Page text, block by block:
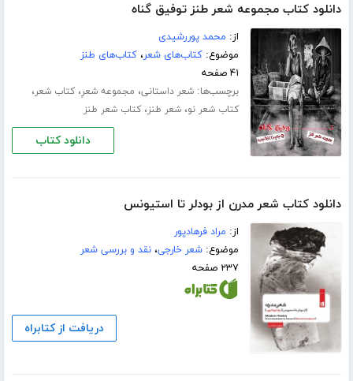
دانلود کتاب مجموعه شعر طنز توفیق گناه
از: محمد پوررشیدی
موضوع:کتاب‌های شعر،کتاب‌های طنز
۴۱ صفحه
برچسب‌ها:شعر داستانی، مجموعه شعرِ،کتاب شعر،
کتاب شعر نو،شعر طنز،کتاب شعر طنز
دانلود کتاب
دانلود کتاب شعر مدرن از بودلر تا استیونس
از: مراد فرهادپور
موضوع:شعر خارجی،نقد و بررسی شعر
۲۳۷ صفحه
دریافت از کتابراه